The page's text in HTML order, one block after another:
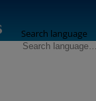
Search language